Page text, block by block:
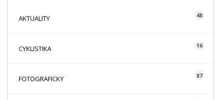
AKTUALITY 48
CYKLISTIKA 16
FOTOGRAFICKY 87